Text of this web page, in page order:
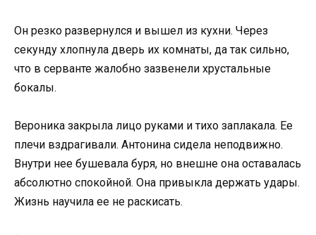
Он резко развернулся и вышел из кухни. Через
секунду хлопнула дверь их комнаты, да так сильно,
что в серванте жалобно зазвенели хрустальные
бокалы.
Вероника закрыла лицо руками и тихо заплакала. Ее
плечи вздрагивали. Антонина сидела неподвижно.
Внутри нее бушевала буря, но внешне она оставалась
абсолютно спокойной. Она привыкла держать удары.
Жизнь научила ее не раскисать.